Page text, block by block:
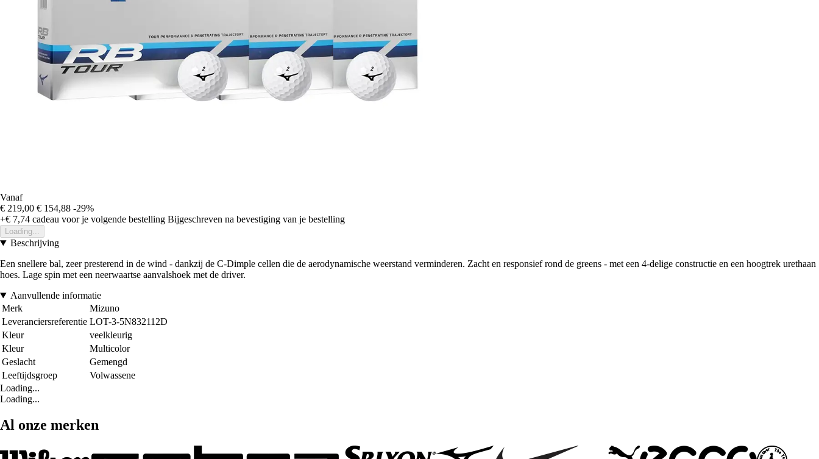
Vanaf
€ 219,00 € 154,88 -29%
+€ 7,74 cadeau voor je volgende bestelling Bijgeschreven na bevestiging van je bestelling
Loading...
Beschrijving
Een snellere bal, zeer presterend in de wind - dankzij de C-Dimple cellen die de aerodynamische weerstand verminderen. Zacht en responsief rond de greens - met een 4-delige constructie en een hoogtrek urethaan
hoes. Lage spin met een neerwaartse aanvalshoek met de driver.
Aanvullende informatie
Merk
Mizuno
Leveranciersreferentie LOT-3-5N832112D
Kleur
veelkleurig
Kleur
Multicolor
Geslacht
Gemengd
Leeftijdsgroep
Volwassene
Loading...
Loading...
Al onze merken